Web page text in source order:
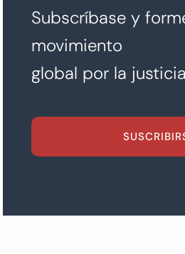
Subscríbase y
movimiento
global por la